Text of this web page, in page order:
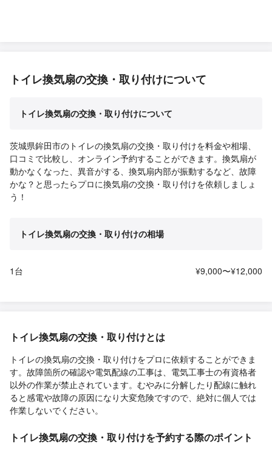
トイレ換気扇の交換・取り付けについて
トイレ換気扇の交換・取り付けについて
茨城県鉾田市のトイレの換気扇の交換・取り付けを料金や相場、
口コミで比較し、オンライン予約することができます。換気扇が
動かなくなった、異音がする、換気扇内部が振動するなど、故障
かな？と思ったらプロに換気扇の交換・取り付けを依頼しましょ
う！
トイレ換気扇の交換・取り付けの相場
1台 ¥9,000〜¥12,000
トイレ換気扇の交換・取り付けとは
トイレの換気扇の交換・取り付けをプロに依頼することができま
す。故障箇所の確認や電気配線の工事は、電気工事士の有資格者
以外の作業が禁止されています。むやみに分解したり配線に触れ
ると感電や故障の原因になり大変危険ですので、絶対に個人では
作業しないでください。
トイレ換気扇の交換・取り付けを予約する際のポイント